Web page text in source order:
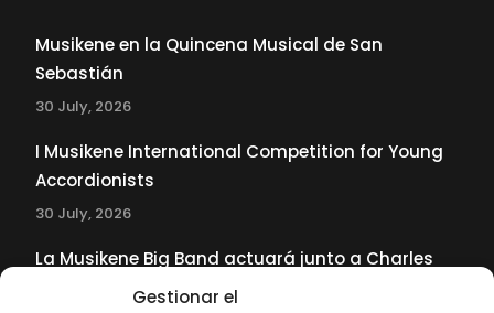
Gestionar el
Musikene en la Quincena Musical de San
Sebastián
30 July, 2026
I Musikene International Competition for Young
Accordionists
30 July, 2026
La Musikene Big Band actuará junto a Charles
Tolliver en el 61 Jazzaldia